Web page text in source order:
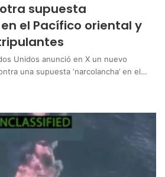
otra supuesta
el Pacífico oriental y
Unidos anunció en X un nuevo
una supuesta ‘narcolancha’ en el…